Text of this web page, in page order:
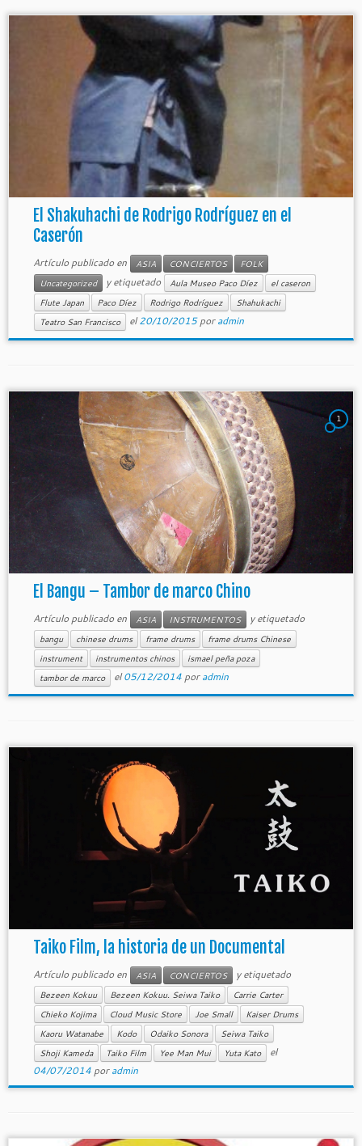
El Shakuhachi de Rodrigo Rodríguez en el
Caserón
Artículo publicado en ASIA CONCIERTOS
FOLK
Uncategorized
y etiquetado Aula Museo Paco Díez
el caseron
Flute Japan
Paco Díez Rodrigo Rodríguez
Shahukachi
Teatro San Francisco
el20/10/2015 poradmin
1
El Bangu – Tambor de marco Chino
Artículo publicado en ASIA INSTRUMENTOS y etiquetado
bangu chinese drums frame drums
frame drums Chinese
instrument
instrumentos chinos
ismael peña poza
tambor de marco
el05/12/2014 poradmin
Taiko Film, la historia de un Documental
Artículo publicado en ASIA CONCIERTOS y etiquetado
Bezeen Kokuu Bezeen Kokuu. Seiwa Taiko
Carrie Carter
Chieko Kojima
Cloud Music Store Joe Small
Kaiser Drums
Kaoru Watanabe
Kodo Odaiko Sonora
Seiwa Taiko
Shoji Kameda
Taiko Film Yee Man Mui Yuta Kato
el
04/07/2014 poradmin